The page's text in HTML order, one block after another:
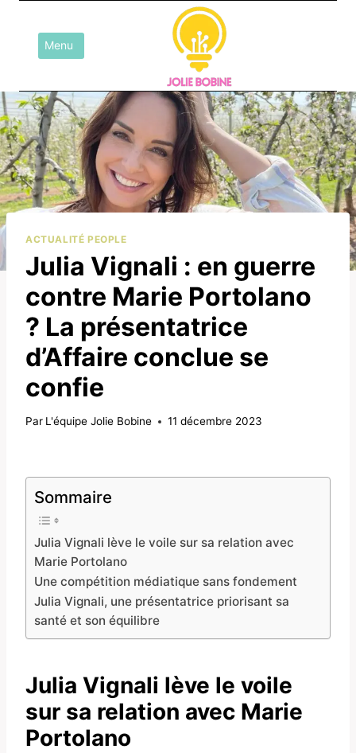
contenuMenu
ACTUALITÉ PEOPLE
Julia Vignali : en guerre
contre Marie Portolano
? La présentatrice
d’Affaire conclue se
confie
Par L'équipe Jolie Bobine 11 décembre 2023
Sommaire
Julia Vignali lève le voile sur sa relation avec
Marie Portolano
Une compétition médiatique sans fondement
Julia Vignali, une présentatrice priorisant sa
santé et son équilibre
Julia Vignali lève le voile
sur sa relation avec Marie
Portolano